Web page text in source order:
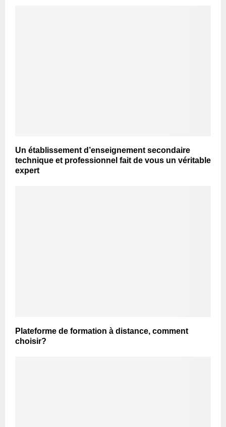
Un établissement d’enseignement secondaire
technique et professionnel fait de vous un véritable
expert
Plateforme de formation à distance, comment
choisir?